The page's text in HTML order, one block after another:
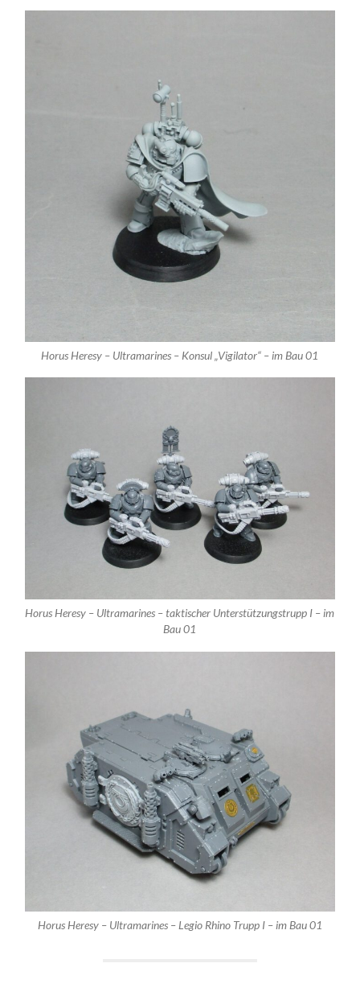
Horus Heresy – Ultramarines – Konsul „Vigilator“ – im Bau 01
Horus Heresy – Ultramarines – taktischer Unterstützungstrupp I – im
Bau 01
Horus Heresy – Ultramarines – Legio Rhino Trupp I – im Bau 01